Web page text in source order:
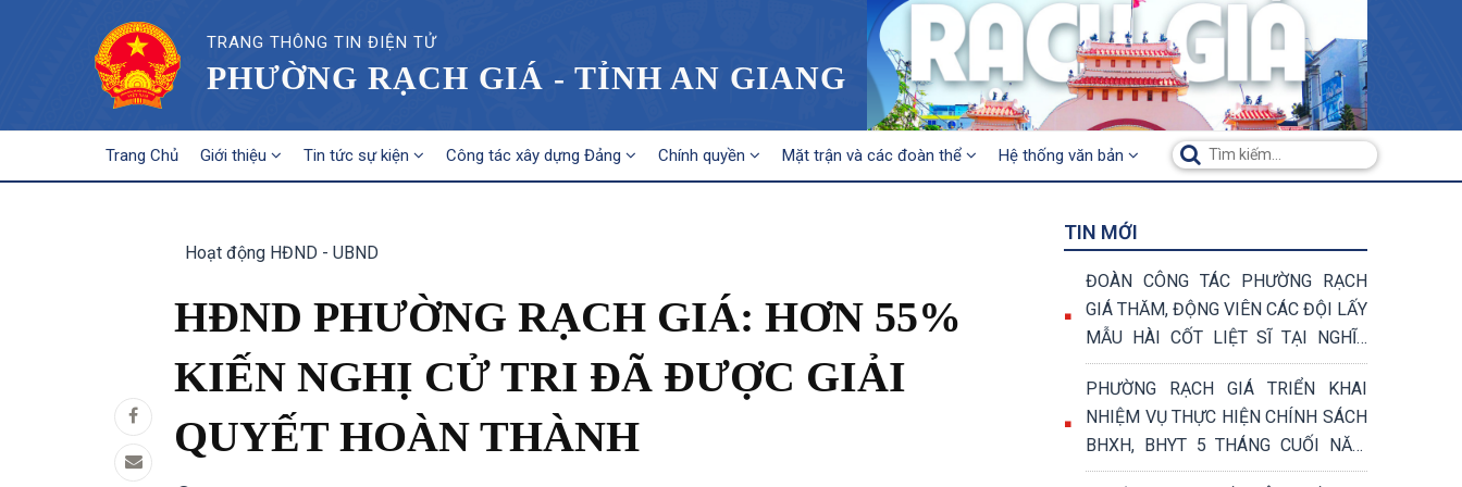
TRANG THÔNG TIN ĐIỆN TỬ
PHƯỜNG RẠCH GIÁ - TỈNH AN GIANG
NAVIGATION
Trang Chủ Giới thiệu Tin tức sự kiện Công tác xây dựng Đảng Chính quyền Mặt trận và các đoàn thể Hệ thống văn bản
Hoạt động HĐND - UBND
HĐND PHƯỜNG RẠCH GIÁ: HƠN 55%
KIẾN NGHỊ CỬ TRI ĐÃ ĐƯỢC GIẢI
QUYẾT HOÀN THÀNH
TIN MỚI
ĐOÀN CÔNG TÁC PHƯỜNG RẠCH
GIÁ THĂM, ĐỘNG VIÊN CÁC ĐỘI LẤY
MẪU HÀI CỐT LIỆT SĨ TẠI NGHĨA
TRANG LIỆT SĨ TỈNH AN GIANG
PHƯỜNG RẠCH GIÁ TRIỂN KHAI
NHIỆM VỤ THỰC HIỆN CHÍNH SÁCH
BHXH, BHYT 5 THÁNG CUỐI NĂM
2026